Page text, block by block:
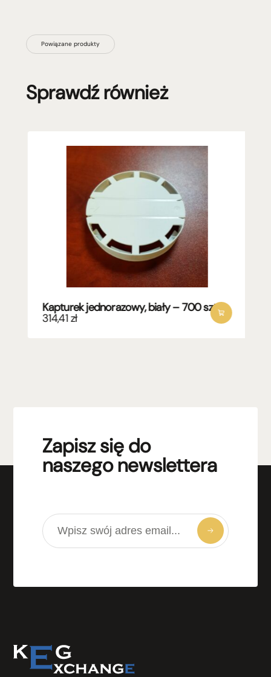
Powiązane produkty
Sprawdź również
Kapturek jednorazowy, biały – 700 szt.
314,41zł
Zapisz się do
naszego newslettera